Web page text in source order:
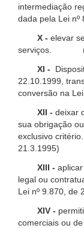
intermediação
dada pela Lei nº
X - elevar
serviços.
XI -
22.10.1999,
conversão na
XII - deixar
sua obrigação
exclusivo
21.3.1995)
XIII -
legal ou
Lei nº 9.870, de
XIV -
comerciais ou